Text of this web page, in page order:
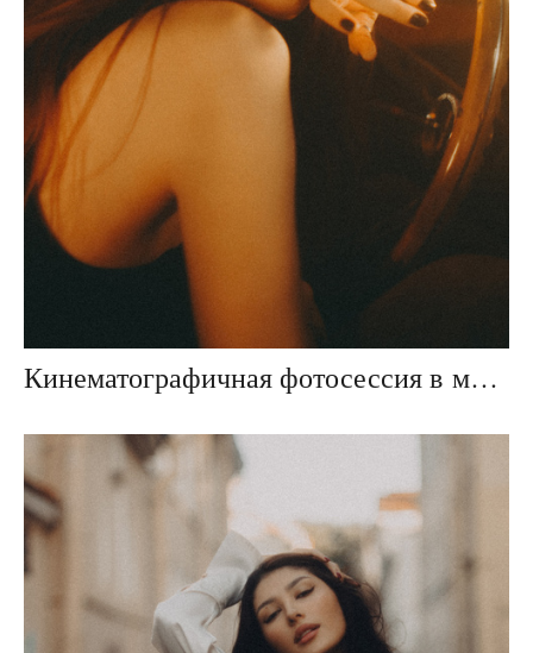
Кинематографичная фотосессия в машине с цветным светом